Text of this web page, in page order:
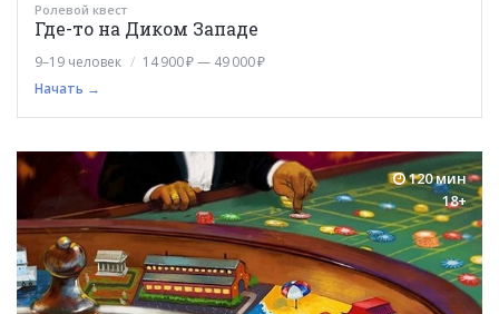
Ролевой квест
Где-то на Диком Западе
9–19 человек
14 900 ₽ — 49 000 ₽
Начать →
120 мин
18+